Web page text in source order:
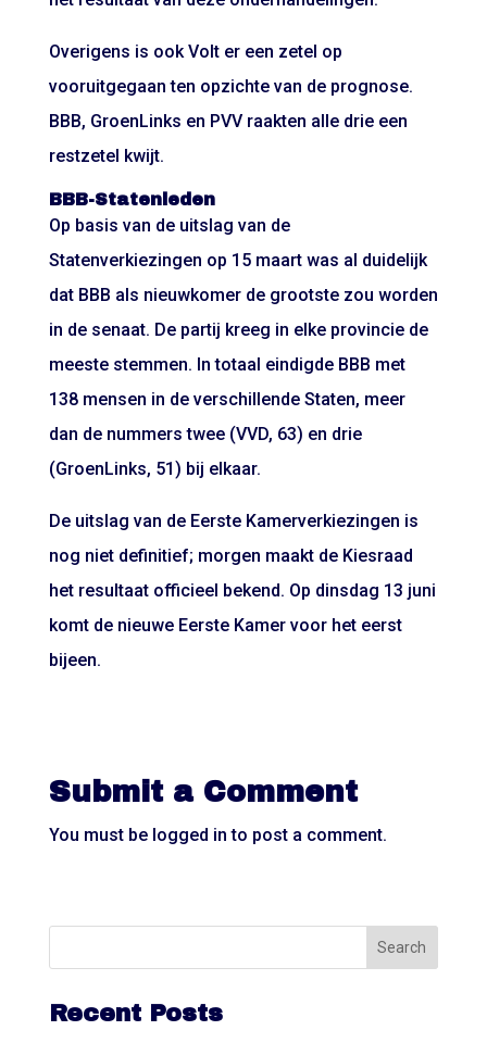
Overigens is ook Volt er een zetel op
vooruitgegaan ten opzichte van de prognose.
BBB, GroenLinks en PVV raakten alle drie een
restzetel kwijt.
BBB-Statenleden
Op basis van de uitslag van de
Statenverkiezingen op 15 maart was al duidelijk
dat BBB als nieuwkomer de grootste zou worden
in de senaat. De partij kreeg in elke provincie de
meeste stemmen. In totaal eindigde BBB met
138 mensen in de verschillende Staten, meer
dan de nummers twee (VVD, 63) en drie
(GroenLinks, 51) bij elkaar.
De uitslag van de Eerste Kamerverkiezingen is
nog niet definitief; morgen maakt de Kiesraad
het resultaat officieel bekend. Op dinsdag 13 juni
komt de nieuwe Eerste Kamer voor het eerst
bijeen.
Submit a Comment
You must be logged in to post a comment.
Recent Posts